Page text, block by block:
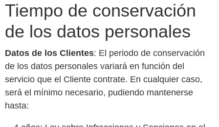
Tiempo de conservación
de los datos personales
Datos de los Clientes: El periodo de conservación
de los datos personales variará en función del
servicio que el Cliente contrate. En cualquier caso,
será el mínimo necesario, pudiendo mantenerse
hasta: